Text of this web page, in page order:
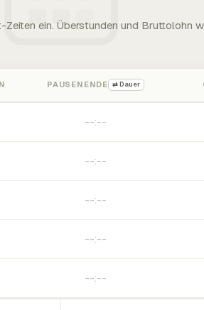
ein. Überstunden und Bruttolohn
PAUSENENDE ⇄ Dauer